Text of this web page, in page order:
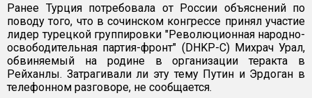
Ранее Турция потребовала от России объяснений по
поводу того, что в сочинском конгрессе принял участие
лидер турецкой группировки "Революционная народно-
освободительная партия-фронт" (DHKP-C) Михрач Урал,
обвиняемый на родине в организации теракта в
Рейханлы. Затрагивали ли эту тему Путин и Эрдоган в
телефонном разговоре, не сообщается.